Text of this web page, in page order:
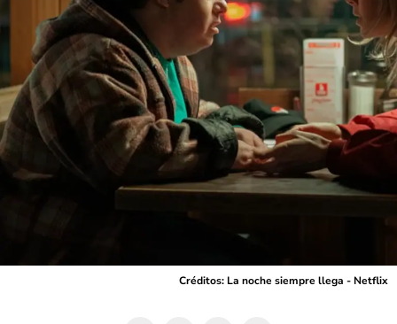
Créditos: La noche siempre llega - Netflix